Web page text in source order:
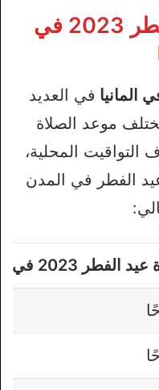
موعد صلاة عيد الفطر 2023 في
في العديد
موعد الصلاة
المحلية،
الفطر في المدن
2023 في المانيا